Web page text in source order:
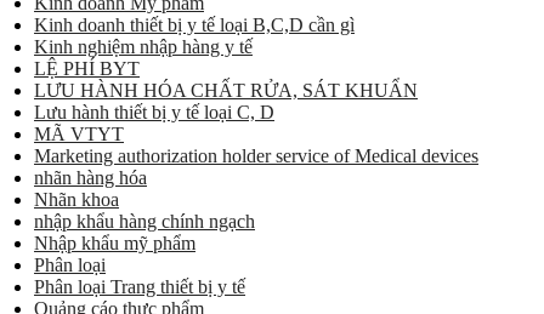
Kinh doanh thiết bị y tế loại B,C,D cần gì
Kinh nghiệm nhập hàng y tế
LỆ PHÍ BYT
LƯU HÀNH HÓA CHẤT RỬA, SÁT KHUẨN
Lưu hành thiết bị y tế loại C, D
MÃ VTYT
Marketing authorization holder service of Medical devices
nhãn hàng hóa
Nhãn khoa
nhập khẩu hàng chính ngạch
Nhập khẩu mỹ phẩm
Phân loại
Phân loại Trang thiết bị y tế
Quảng cáo thực phẩm